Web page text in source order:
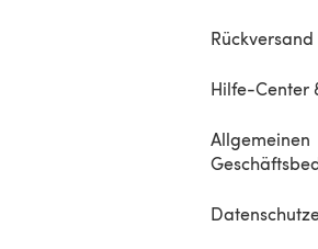
Rückversand
Hilfe-Center
Allgemeinen